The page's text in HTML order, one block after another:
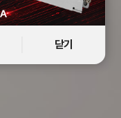
닫기